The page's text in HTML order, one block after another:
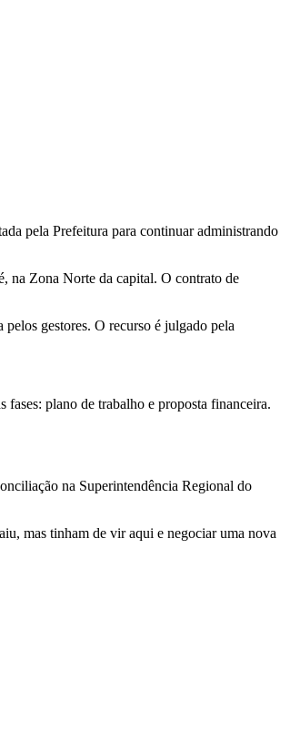
pela Prefeitura para continuar administrando
na Zona Norte da capital. O contrato de
pelos gestores. O recurso é julgado pela
fases: plano de trabalho e proposta financeira.
na Superintendência Regional do
mas tinham de vir aqui e negociar uma nova